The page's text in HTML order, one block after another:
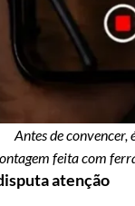
Antes de convencer,
feita com
atenção